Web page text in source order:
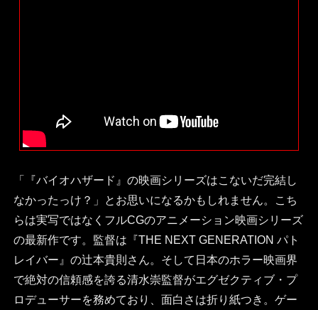
「『バイオハザード』の映画シリーズはこないだ完結し
なかったっけ？」とお思いになるかもしれません。こち
らは実写ではなくフルCGのアニメーション映画シリーズ
の最新作です。監督は『THE NEXT GENERATION パト
レイバー』の辻本貴則さん。そして日本のホラー映画界
で絶対の信頼感を誇る清水崇監督がエグゼクティブ・プ
ロデューサーを務めており、面白さは折り紙つき。ゲー